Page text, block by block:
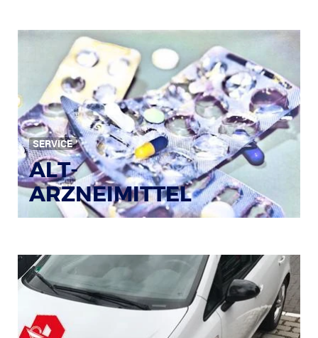
Bild: © Rainer Sturm / pixelio.de
SERVICE
ALT-
ARZNEIMITTEL